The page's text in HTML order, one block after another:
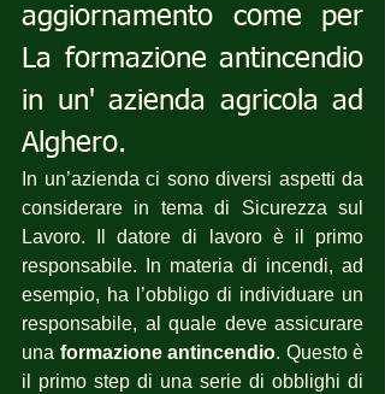
aggiornamento come per
La formazione antincendio
in un' azienda agricola ad
Alghero.
In un’azienda ci sono diversi aspetti da
considerare in tema di Sicurezza sul
Lavoro. Il datore di lavoro è il primo
responsabile. In materia di incendi, ad
esempio, ha l’obbligo di individuare un
responsabile, al quale deve assicurare
una formazione antincendio. Questo è
il primo step di una serie di obblighi di